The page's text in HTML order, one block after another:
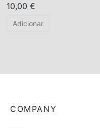
10,00 €
Adicionar
COMPANY